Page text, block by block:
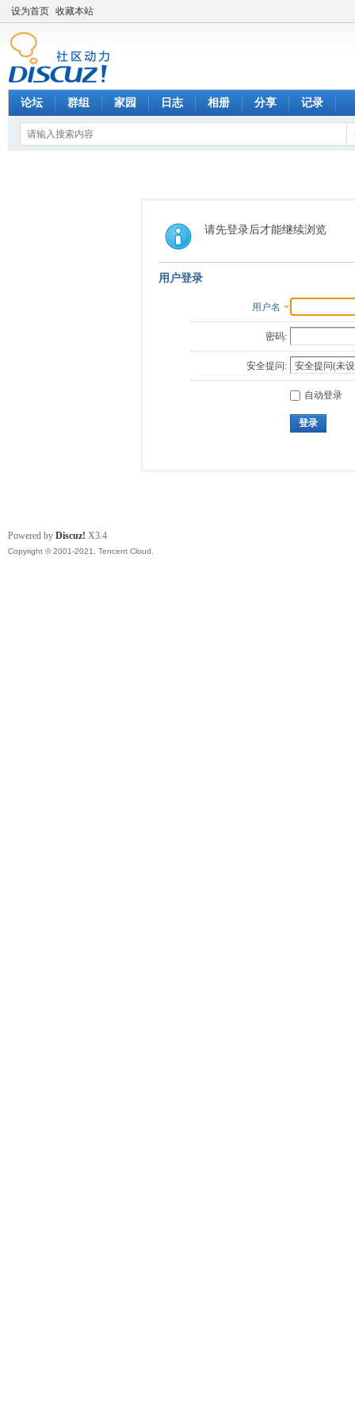
设为首页 收藏本站
论坛 群组 家园 日志 相册 分享 记录
请先登录后才能继续浏览
用户登录
用户名
密码:
安全提问:
自动登录
登录
Powered by Discuz! X3.4
Copyright © 2001-2021, Tencent Cloud.